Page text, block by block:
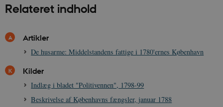
Relateret indhold
Artikler
De husarme: Middelstandens fattige i 1780'ernes København
Kilder
Indlæg i bladet "Politivennen", 1798-99
Beskrivelse af Københavns fængsler, januar 1788
Navn
sp_t
Spotify Inc.